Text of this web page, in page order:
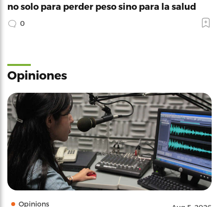
no solo para perder peso sino para la salud
0
Opiniones
Opinions